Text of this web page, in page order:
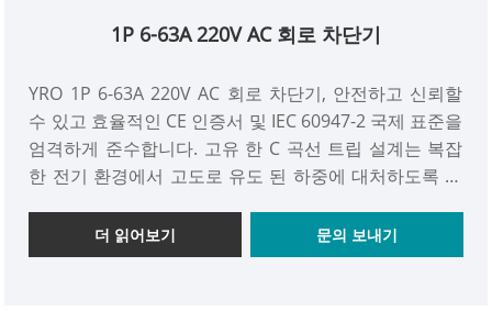
1P 6-63A 220V AC 회로 차단기
YRO 1P 6-63A 220V AC 회로 차단기, 안전하고 신뢰할
수 있고 효율적인 CE 인증서 및 IEC 60947-2 국제 표준을
엄격하게 준수합니다. 고유 한 C 곡선 트립 설계는 복잡
한 전기 환경에서 고도로 유도 된 하중에 대처하도록 설
견고한 보호 장벽을 만듭니다.
더 읽어보기 문의 보내기